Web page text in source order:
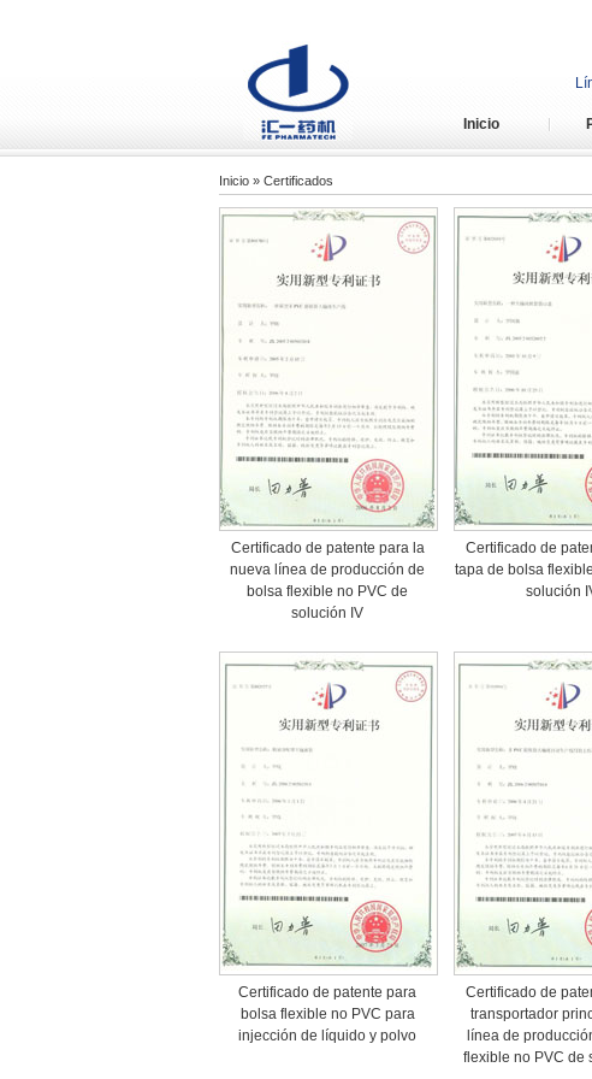
Inicio
Inicio » Certificados
Certificado de patente para la
nueva línea de producción de
bolsa flexible no PVC de
solución IV
Certificado de
tapa de bolsa
solución
Certificado de patente para
bolsa flexible no PVC para
injección de líquido y polvo
Certificado de
transportador
línea de
flexible no PVC de